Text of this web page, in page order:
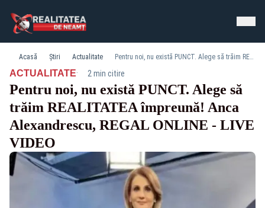
Acasă Știri Actualitate Pentru noi, nu există PUNCT. Alege să trăim REALITATEA împreună! Anca Alexandrescu, REGAL ONLINE - LIVE VIDEO
ACTUALITATE· 2 min citire
Pentru noi, nu există PUNCT. Alege să
trăim REALITATEA împreună! Anca
Alexandrescu, REGAL ONLINE - LIVE
VIDEO